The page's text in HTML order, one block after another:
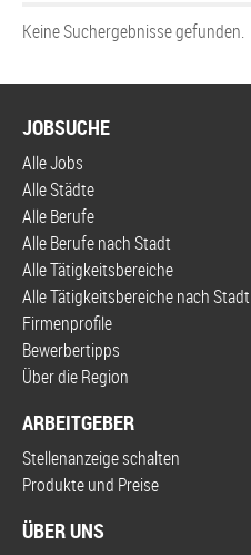
Keine Suchergebnisse gefunden.
JOBSUCHE
Alle Jobs
Alle Städte
Alle Berufe
Alle Berufe nach Stadt
Alle Tätigkeitsbereiche
Alle Tätigkeitsbereiche nach Stadt
Firmenprofile
Bewerbertipps
Über die Region
ARBEITGEBER
Stellenanzeige schalten
Produkte und Preise
ÜBER UNS